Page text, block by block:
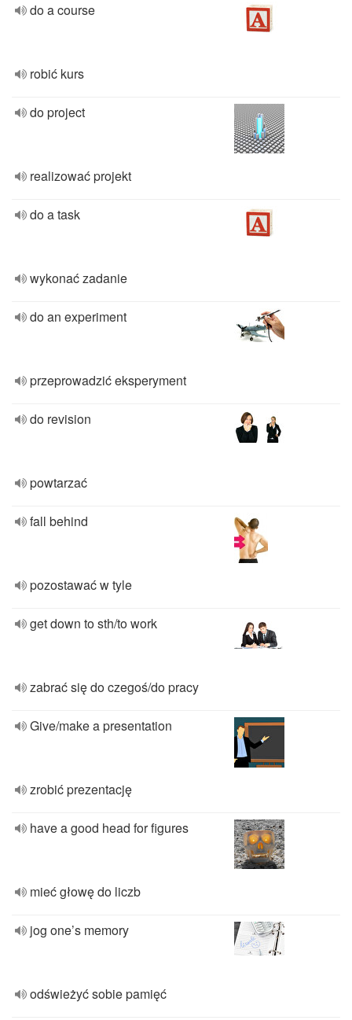
do a course
robić kurs
do project
realizować projekt
do a task
wykonać zadanie
do an experiment
przeprowadzić eksperyment
do revision
powtarzać
fall behind
pozostawać w tyle
get down to sth/to work
zabrać się do czegoś/do pracy
Give/make a presentation
zrobić prezentację
have a good head for figures
mieć głowę do liczb
jog one’s memory
odświeżyć sobie pamięć